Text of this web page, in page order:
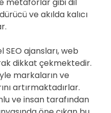
ve akılda kalıcı
ajansları, web
dikkat çekmektedir.
markaların ve
artırmaktadırlar.
ve insan tarafından